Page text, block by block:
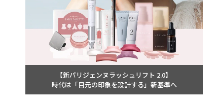
【新パリジェンヌラッシュリフト 2.0】
時代は「目元の印象を設計する」新基準へ